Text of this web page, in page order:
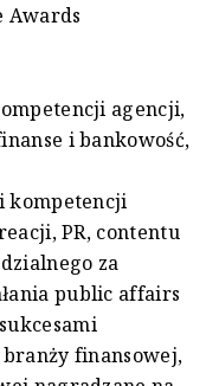
Awards
agencji,
i bankowość,
kompetencji
PR, contentu
za
public affairs
finansowej,